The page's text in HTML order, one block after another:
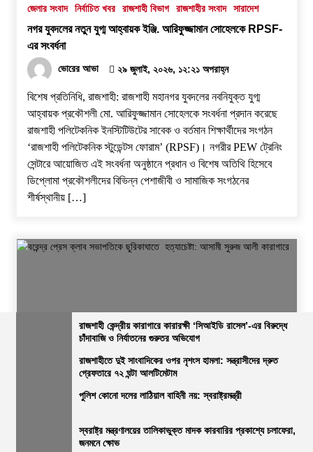
জেলার সংবাদ নির্বাচিত খবর রাজশাহী বিভাগ রাজশাহীর সংবাদ সারাদেশ
নগর যুবদলের নতুন যুগ্ম আহ্বায়ক ইঞ্জি. আরিফুজ্জামান সোহেলকে RPSF-
এর সংবর্ধনা
ভোরের আভা ২৯ জুলাই, ২০২৬, ১২:২১ অপরাহ্ন
বিশেষ প্রতিনিধি, রাজশাহী: রাজশাহী মহানগর যুবদলের নবনিযুক্ত যুগ্ম
আহ্বায়ক প্রকৌশলী মো. আরিফুজ্জামান সোহেলকে সংবর্ধনা প্রদান করেছে
রাজশাহী পলিটেকনিক ইনস্টিটিউটের সাবেক ও বর্তমান শিক্ষার্থীদের সংগঠন
‘রাজশাহী পলিটেকনিক স্টুডেন্টস ফোরাম’ (RPSF)। ​নগরীর PEW ট্রেনিং
সেন্টারে আয়োজিত এই সংবর্ধনা অনুষ্ঠানে প্রধান ও বিশেষ অতিথি হিসেবে
ডিপ্লোমা প্রকৌশলীদের বিভিন্ন পেশাজীবী ও সামাজিক সংগঠনের
শীর্ষস্থানীয় […]
নির্বাচিত খবর রাজশাহীর সংবাদ সারাদেশ
বরেন্দ্র প্রেস ক্লাব সভাপতিকে ছুরিকাঘাতে হত্যাচেষ্টা: আসামী সুরুজ আলী
নিজস্ব প্রতিবেদক, রাজশাহী: ​রাজশাহী বরেন্দ্র প্রেস ক্লাবে বেআইনি
রাজশাহী কেন্দ্রীয় কারাগারে কারারক্ষী ‘সিআইডি রাসেল’-এর বিরুদ্ধে
চাঁদাবাজি ও নির্যাতনের গুরুতর অভিযোগ
রাজশাহীতে দুই সাংবাদিকের ওপর নৃশংস হামলা: সন্ত্রাসীদের দ্রুত
গ্রেফতারে ৭২ ঘন্টা আলটিমেটাম
পুলিশ কোনো দলের লাঠিয়াল বাহিনী নয়: স্বরাষ্ট্রমন্ত্রী
স্বরাষ্ট্র মন্ত্রণালয়ের তালিকাভুক্ত মাদক কারবারির প্রকাশ্যে চলাফেরা,
জনমনে ক্ষোভ